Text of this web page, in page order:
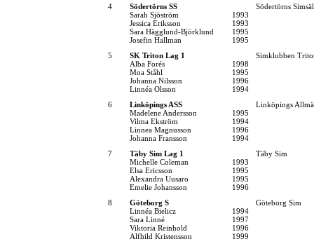
4
Södertörns SS
Södertörns
Sarah Sjöström
1993
Jessica Eriksson
1993
Sara Hägglund-Björklund
1995
Josefin Hallman
1995
5
SK Triton Lag 1
Simklubben
Alba Forés
1998
Moa Ståhl
1995
Johanna Nilsson
1996
Linnéa Olsson
1994
6
Linköpings ASS
Linköpings
Madelene Andersson
1995
Vilma Ekström
1994
Linnea Magnusson
1996
Johanna Fransson
1994
7
Täby Sim Lag 1
Täby Sim
Michelle Coleman
1993
Elsa Ericsson
1995
Alexandra Uusaro
1995
Emelie Johansson
1996
8
Göteborg S
Göteborg Sim
Linnéa Bielicz
1994
Sara Linné
1997
Viktoria Reinhold
1996
Alfhild Kristensson
1999